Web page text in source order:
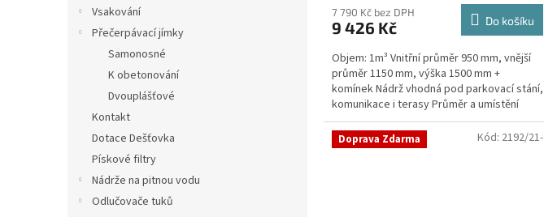
Vsakování
Přečerpávací jímky
Samonosné
K obetonování
Dvouplášťové
Kontakt
Dotace Dešťovka
Pískové filtry
Nádrže na pitnou vodu
Odlučovače tuků
produktu
je
z
5
hvězdiček.
7 790 Kč bez DPH
9 426 Kč Do košíku
Objem: 1m³ Vnitřní průměr 950 mm, vnější
průměr 1150 mm, výška 1500 mm +
komínek Nádrž vhodná pod parkovací stání,
komunikace i terasy Průměr a umístění
přítoku/ů, odtoku/ů...
Doprava Zdarma Kód: 2192/21-